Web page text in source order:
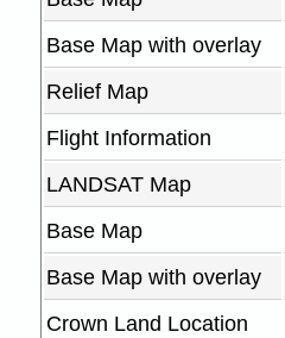
Base Map with overlay
Relief Map
Flight Information
LANDSAT Map
Base Map
Base Map with overlay
Crown Land Location